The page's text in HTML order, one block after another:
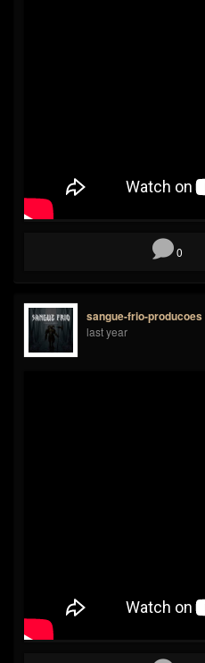
0
sangue-frio-producoes
last year